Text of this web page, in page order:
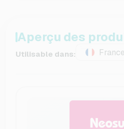
Aperçu des
Utilisable dans: France